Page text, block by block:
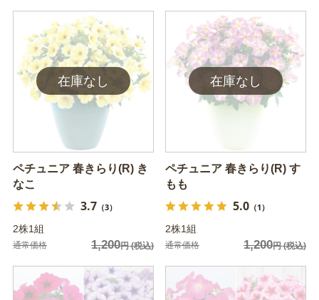
ペチュニア 春きらり(R) き
なこ
3.7（3）
2株1組
通常価格 1,200円(税込)
ペチュニア 春きらり(R) す
もも
5.0（1）
2株1組
通常価格 1,200円(税込)